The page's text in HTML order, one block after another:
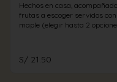
Hechos en casa,
frutas a escoger servidos
maple (elegir hasta 2
S/ 21.50